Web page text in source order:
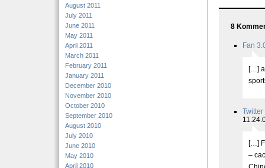
August 2011
July 2011
June 2011
May 2011
April 2011
March 2011
February 2011
January 2011
December 2010
November 2010
October 2010
September 2010
August 2010
July 2010
June 2010
May 2010
April 2010
8
Fan
[…]
[…]
–